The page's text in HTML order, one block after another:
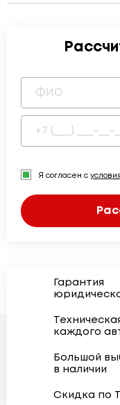
Я согласен с
Гарантия
каждого
Большой
в наличии
Скидка по